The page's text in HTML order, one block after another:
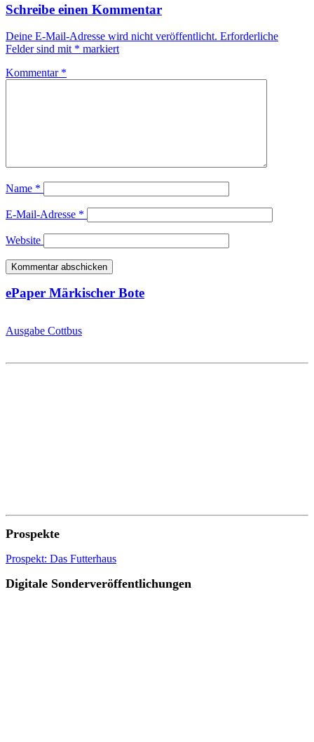
Schreibe einen Kommentar
Deine E-Mail-Adresse wird nicht veröffentlicht. Erforderliche
Felder sind mit * markiert
Kommentar *
Name *
E-Mail-Adresse *
Website
ePaper Märkischer Bote
Ausgabe Cottbus
Prospekte
Prospekt: Das Futterhaus
Digitale Sonderveröffentlichungen